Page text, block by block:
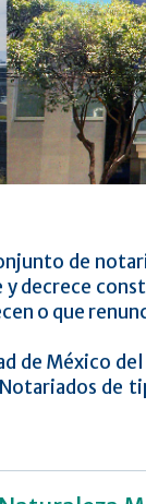
de
decrece
o que
de México
de